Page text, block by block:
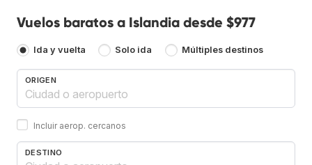
Vuelos baratos a Islandia desde $977
Ida y vuelta Solo ida Múltiples destinos
ORIGEN
Incluir aerop. cercanos
DESTINO